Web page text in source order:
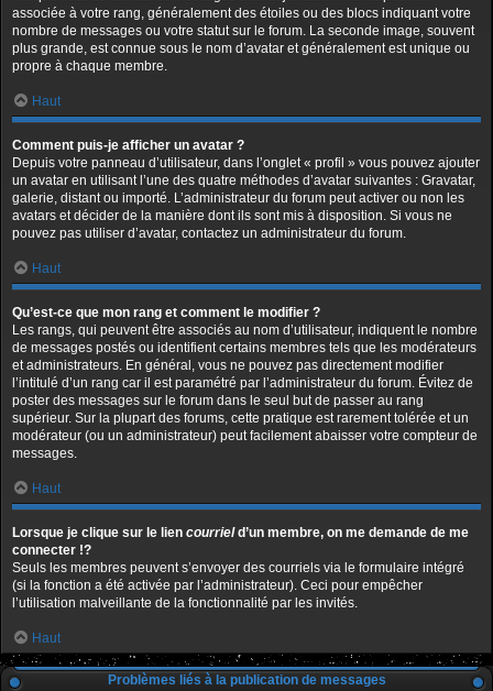
associée à votre rang, généralement des étoiles ou des blocs indiquant votre
nombre de messages ou votre statut sur le forum. La seconde image, souvent
plus grande, est connue sous le nom d’avatar et généralement est unique ou
propre à chaque membre.
Haut
Comment puis-je afficher un avatar ?
Depuis votre panneau d’utilisateur, dans l’onglet « profil » vous pouvez ajouter
un avatar en utilisant l’une des quatre méthodes d’avatar suivantes : Gravatar,
galerie, distant ou importé. L’administrateur du forum peut activer ou non les
avatars et décider de la manière dont ils sont mis à disposition. Si vous ne
pouvez pas utiliser d’avatar, contactez un administrateur du forum.
Haut
Qu’est-ce que mon rang et comment le modifier ?
Les rangs, qui peuvent être associés au nom d’utilisateur, indiquent le nombre
de messages postés ou identifient certains membres tels que les modérateurs
et administrateurs. En général, vous ne pouvez pas directement modifier
l’intitulé d’un rang car il est paramétré par l’administrateur du forum. Évitez de
poster des messages sur le forum dans le seul but de passer au rang
supérieur. Sur la plupart des forums, cette pratique est rarement tolérée et un
modérateur (ou un administrateur) peut facilement abaisser votre compteur de
messages.
Haut
Lorsque je clique sur le lien courrield’un membre, on me demande de me
connecter !?
Seuls les membres peuvent s’envoyer des courriels via le formulaire intégré
(si la fonction a été activée par l’administrateur). Ceci pour empêcher
l’utilisation malveillante de la fonctionnalité par les invités.
Haut
Problèmes liés à la publication de messages